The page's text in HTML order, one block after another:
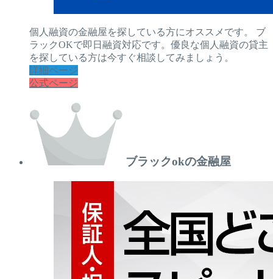
個人融資の金融屋を探している方にオススメです。 ブ
ラックOKで即日融資対応です。優良な個人融資の貸主
を探している方は今すぐ相談してみましょう。
詳細ページ
公式ページ
ブラックokの金融屋